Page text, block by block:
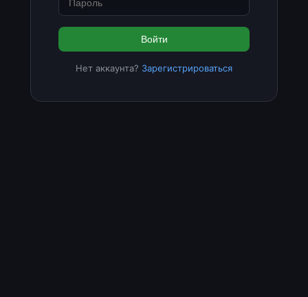
Войти
Нет аккаунта? Зарегистрироваться